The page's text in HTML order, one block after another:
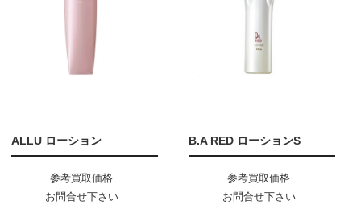
ALLU ローション
参考買取価格
お問合せ下さい
B.A RED ローションS
参考買取価格
お問合せ下さい